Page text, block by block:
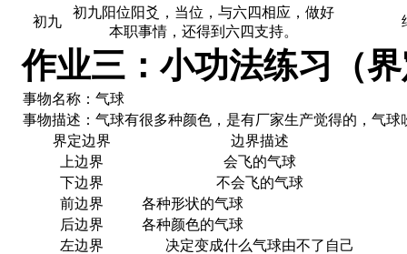
初九
初九阳位阳爻，当位，与六四相应，做好
本职事情，还得到六四支持。
作业三：小功法练习（
事物名称：气球
事物描述：气球有很多种颜色，是有厂家生产觉得的，气
界定边界
边界描述
上边界
会飞的气球
下边界
不会飞的气球
前边界
各种形状的气球
后边界
各种颜色的气球
左边界
决定变成什么气球由不了自己